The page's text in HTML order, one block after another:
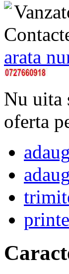
arata
Nu uita
oferta